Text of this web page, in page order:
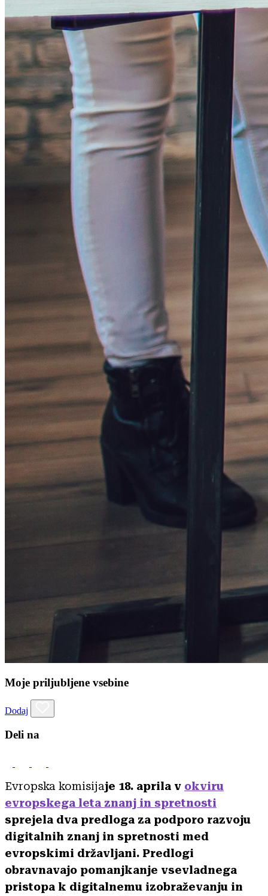
Moje priljubljene vsebine
Dodaj
Deli na
Evropska komisijaje 18. aprila v okviru
evropskega leta znanj in spretnosti
sprejela dva predloga za podporo razvoju
digitalnih znanj in spretnosti med
evropskimi državljani. Predlogi
obravnavajo pomanjkanje vsevladnega
pristopa k digitalnemu izobraževanju in